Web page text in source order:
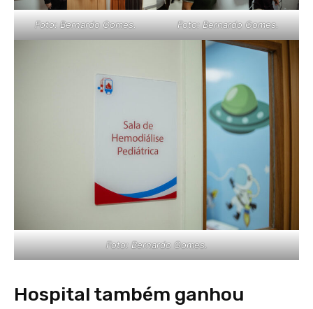
Foto: Bernardo Gomes. Foto: Bernardo Gomes.
Foto: Bernardo Gomes.
Hospital também ganhou